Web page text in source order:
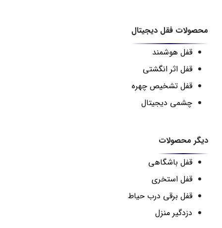
محصولات فقل دیجیتال
قفل هوشمند
قفل اثر انگشتی
قفل تشخیص چهره
چشمی دیجیتال
دیگر محصولات
قفل باشگاهی
قفل استخری
قفل برقی درب حیاط
دزدگیر منزل